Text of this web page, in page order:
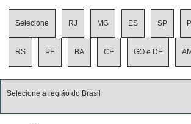
Selecione RJ MG ES SP
RS PE BA CE GO e DF
Selecione a região do Brasil